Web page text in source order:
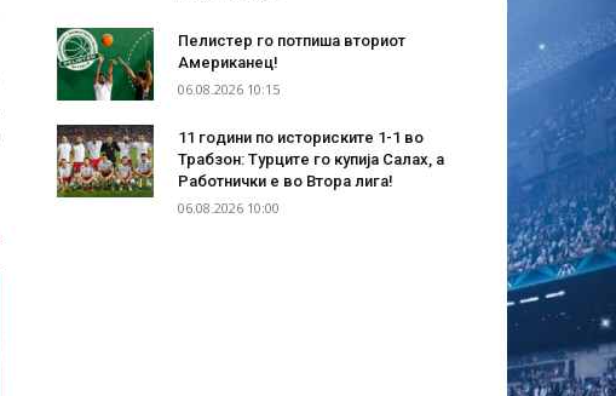
Пелистер го потпиша вториот
Американец!
06.08.2026 10:15
11 години по историските 1-1 во
Трабзон: Турците го купија Салах, а
Работнички е во Втора лига!
06.08.2026 10:00